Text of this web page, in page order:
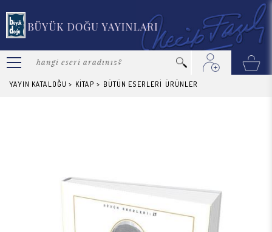
YAYIN KATALOĞU > KİTAP > BÜTÜN ESERLERİ ÜRÜNLER